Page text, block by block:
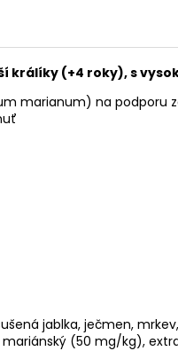
králíky (+4 roky), s
marianum) na podporu
jablka, ječmen,
(50 mg/kg),